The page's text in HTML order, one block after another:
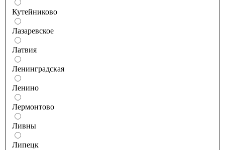
Кутейниково
Лазаревское
Латвия
Ленинградская
Ленино
Лермонтово
Ливны
Липецк